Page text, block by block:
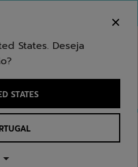
ou um número de artigo
ADULTOS
States. Deseja
STATES